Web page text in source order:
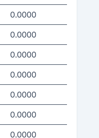
0.0000
0.0000
0.0000
0.0000
0.0000
0.0000
0.0000